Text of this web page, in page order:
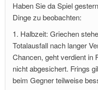
Haben Sie da Spiel
Dinge zu beobachten:
1. Halbzeit: Griechen
Totalausfall nach langer
Chancen, geht verdient in
nicht abgesichert. Frings
beim Gegner teilweise